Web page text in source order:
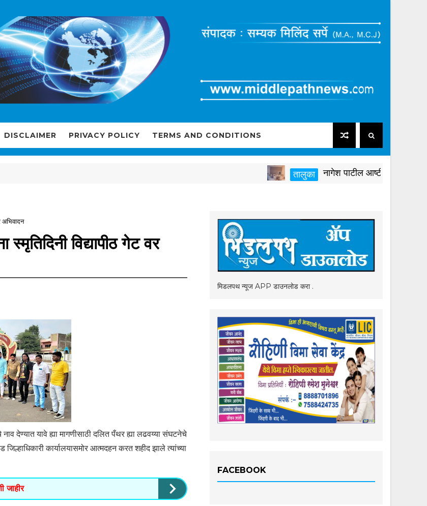
DISCLAIMER PRIVACY POLICY TERMS AND CONDITIONS
तालुका नागेश पाटील आष्टीकरांनी
अभिवादन
विद्यापीठ गेट वर
देण्यात यावे ह्या मागणीसाठी दलित पँथर ह्या लढवय्या संघटनेचे
जिल्हाधिकारी कार्यालयासमोर आत्मदहन करत शहीद झाले त्यांच्या
जाहीर
मिडलपथ न्यूज APP डाउनलोड करा .
FACEBOOK